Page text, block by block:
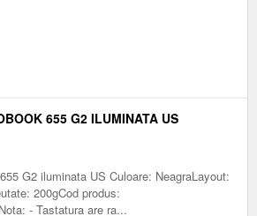
655 G2 ILUMINATA US
G2 iluminata US Culoare: NeagraLayout:
200gCod produs:
- Tastatura are ra...